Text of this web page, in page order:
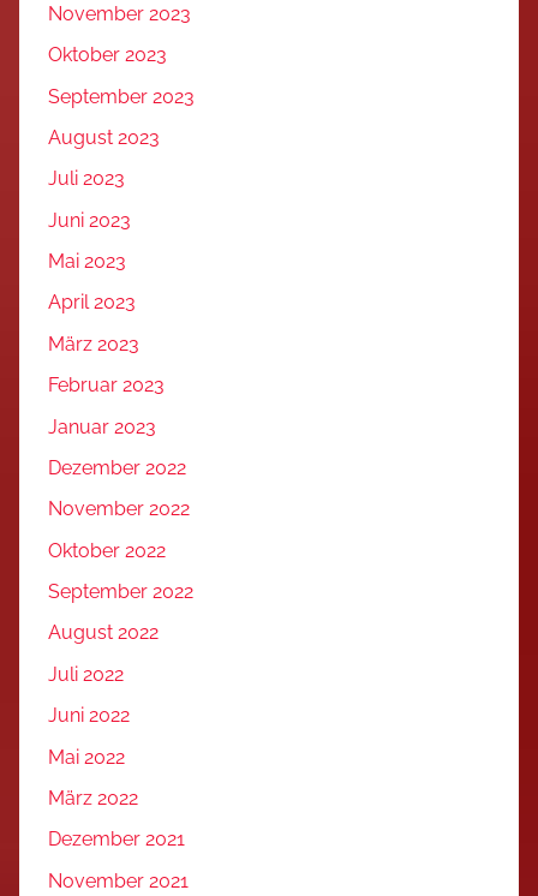
November 2023
Oktober 2023
September 2023
August 2023
Juli 2023
Juni 2023
Mai 2023
April 2023
März 2023
Februar 2023
Januar 2023
Dezember 2022
November 2022
Oktober 2022
September 2022
August 2022
Juli 2022
Juni 2022
Mai 2022
März 2022
Dezember 2021
November 2021